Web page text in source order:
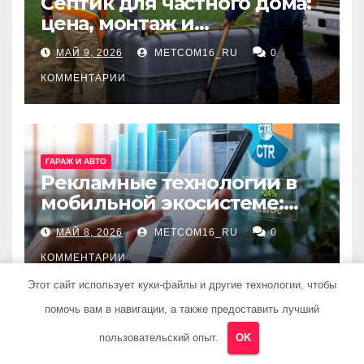
цена, монтаж и
организация автономной
канализации
МАЙ 9, 2026 METCOM16_RU 0
КОММЕНТАРИИ
ГАРАЖ И АВТО
Рекламные технологии в
мобильной экосистеме:
ключевые сервисы и
принципы работы
МАЙ 8, 2026 METCOM16_RU 0
КОММЕНТАРИИ
ГАРАЖ И АВТО
Этот сайт использует куки-файлы и другие технологии, чтобы
помочь вам в навигации, а также предоставить лучший
пользовательский опыт. OK